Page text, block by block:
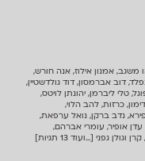
משגב, אמנון אילוז, אנה חורש,
, דוב אברמסון , דוד גולדשטיין ,
, טלי ליברמן , יהונתן לויטס,
, כרזות, להב הלוי,
, נדב ברקן , נואל ערפאת,
עדן אופיר, עומרי אברהם,
קרן וגולן גפני[...ועוד 13 תגיות]